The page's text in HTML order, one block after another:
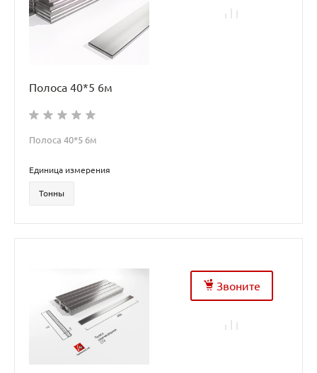
Полоса 40*5 6м
Полоса 40*5 6м
Единица измерения
Тонны
Звоните